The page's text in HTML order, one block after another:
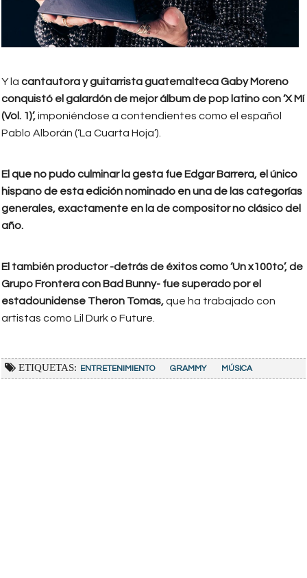
Y la cantautora y guitarrista guatemalteca Gaby Moreno
conquistó el galardón de mejor álbum de pop latino con ‘X Mí
(Vol. 1)’,imponiéndose a contendientes como el español
Pablo Alborán (‘La Cuarta Hoja’).
El que no pudo culminar la gesta fue Edgar Barrera, el único
hispano de esta edición nominado en una de las categorías
generales, exactamente en la de compositor no clásico del
año.
El también productor -detrás de éxitos como ‘Un x100to’, de
Grupo Frontera con Bad Bunny- fue superado por el
estadounidense Theron Tomas,que ha trabajado con
artistas como Lil Durk o Future.
ETIQUETAS: ENTRETENIMIENTO GRAMMY MÚSICA